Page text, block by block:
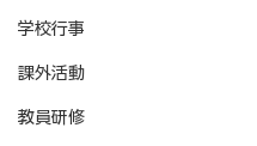
学校行事
課外活動
教員研修